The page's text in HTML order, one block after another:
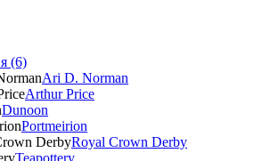
(6)
Ari D. Norman
Arthur Price
Dunoon
Portmeirion
Royal Crown Derby
Teapottery